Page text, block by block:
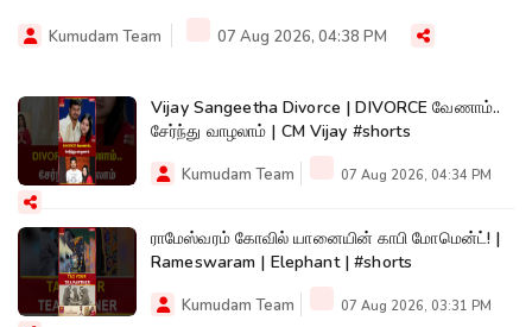
Kumudam Team 07 Aug 2026, 04:38 PM
Vijay Sangeetha Divorce | DIVORCE வேணாம்..
சேர்ந்து வாழலாம் | CM Vijay #shorts
Kumudam Team 07 Aug 2026, 04:34 PM
ராமேஸ்வரம் கோவில் யானையின் காபி மோமென்ட்! |
Rameswaram | Elephant | #shorts
Kumudam Team 07 Aug 2026, 03:31 PM